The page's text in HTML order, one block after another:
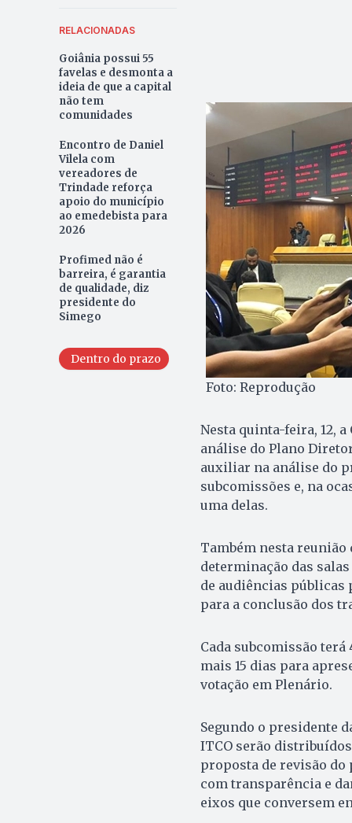
RELACIONADAS
Goiânia possui 55
favelas e desmonta a
ideia de que a capital
não tem
comunidades
Encontro de Daniel
Vilela com
vereadores de
Trindade reforça
apoio do município
ao emedebista para
2026
Profimed não é
barreira, é garantia
de qualidade, diz
presidente do
Simego
Dentro do prazo
Foto: Reprodução
Nesta quinta-feira, 12,
análise do Plano
auxiliar na análise do
subcomissões e, na
uma delas.
Também nesta reunião
determinação das
de audiências públicas
para a conclusão dos
Cada subcomissão
mais 15 dias para
votação em Plenário.
Segundo o presidente
ITCO serão
proposta de revisão do
com transparência e
eixos que conversem